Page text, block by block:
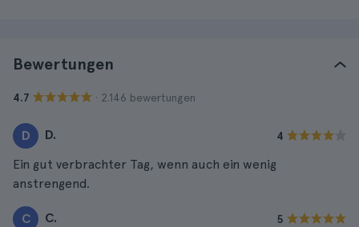
Bewertungen
4.7 · 2.146 bewertungen
D D. 4
Ein gut verbrachter Tag, wenn auch ein wenig
anstrengend.
C C. 5